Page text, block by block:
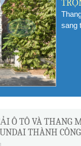
sang
Ô TÔ VÀ THANG
THÀNH